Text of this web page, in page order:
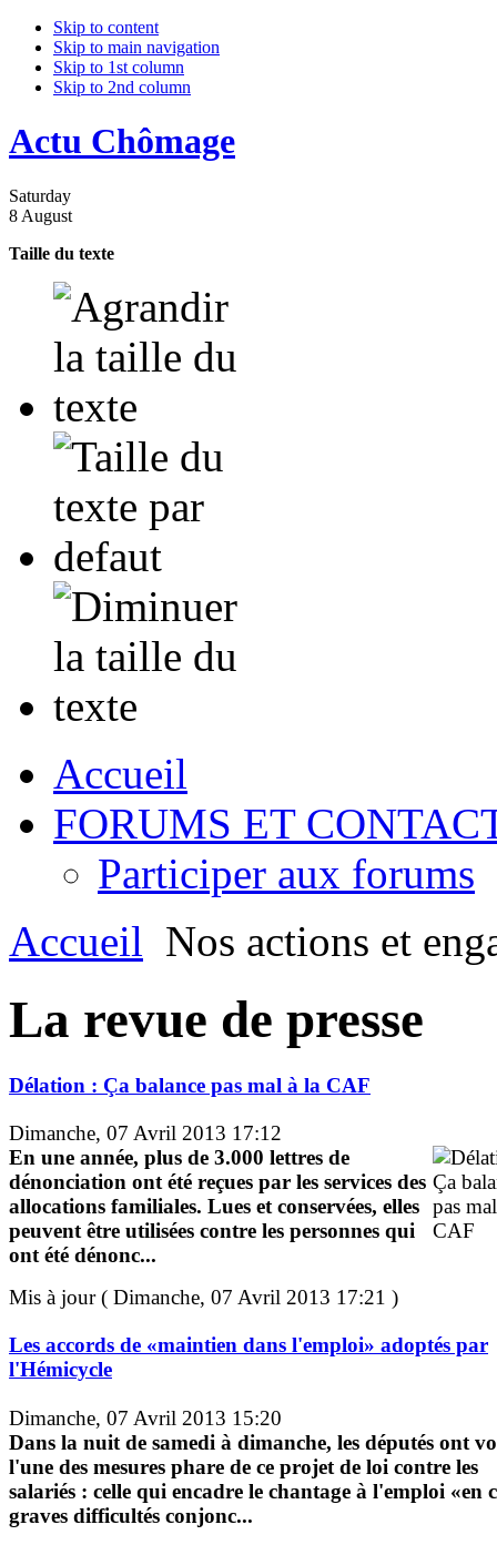
Skip to content
Skip to main navigation
Skip to 1st column
Skip to 2nd column
Actu Chômage
Saturday
8 August
Taille du texte
Accueil
FORUMS ET
Participer aux forums
Accueil Nos actions et
La revue de presse
Délation : Ça balance pas mal à la CAF
Dimanche, 07 Avril 2013 17:12
En une année, plus de 3.000 lettres de
dénonciation ont été reçues par les services des
allocations familiales. Lues et conservées, elles
peuvent être utilisées contre les personnes qui
ont été dénonc...
Mis à jour ( Dimanche, 07 Avril 2013 17:21 )
Les accords de «maintien dans l'emploi» adoptés par
l'Hémicycle
Dimanche, 07 Avril 2013 15:20
Dans la nuit de samedi à dimanche, les députés ont
l'une des mesures phare de ce projet de loi contre les
salariés : celle qui encadre le chantage à l'emploi «en
graves difficultés conjonc...